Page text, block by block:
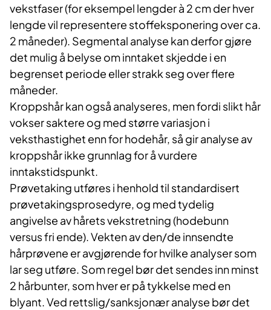
vekstfaser (for eksempel lengder à 2 cm der hver
lengde vil representere stoffeksponering over ca.
2 måneder). Segmental analyse kan derfor gjøre
det mulig å belyse om inntaket skjedde i en
begrenset periode eller strakk seg over flere
måneder.
Kroppshår kan også analyseres, men fordi slikt hår
vokser saktere og med større variasjon i
veksthastighet enn for hodehår, så gir analyse av
kroppshår ikke grunnlag for å vurdere
inntakstidspunkt.
Prøvetaking utføres i henhold til standardisert
prøvetakingsprosedyre, og med tydelig
angivelse av hårets vekstretning (hodebunn
versus fri ende). Vekten av den/de innsendte
hårprøvene er avgjørende for hvilke analyser som
lar seg utføre. Som regel bør det sendes inn minst
2 hårbunter, som hver er på tykkelse med en
blyant. Ved rettslig/sanksjonær analyse bør det